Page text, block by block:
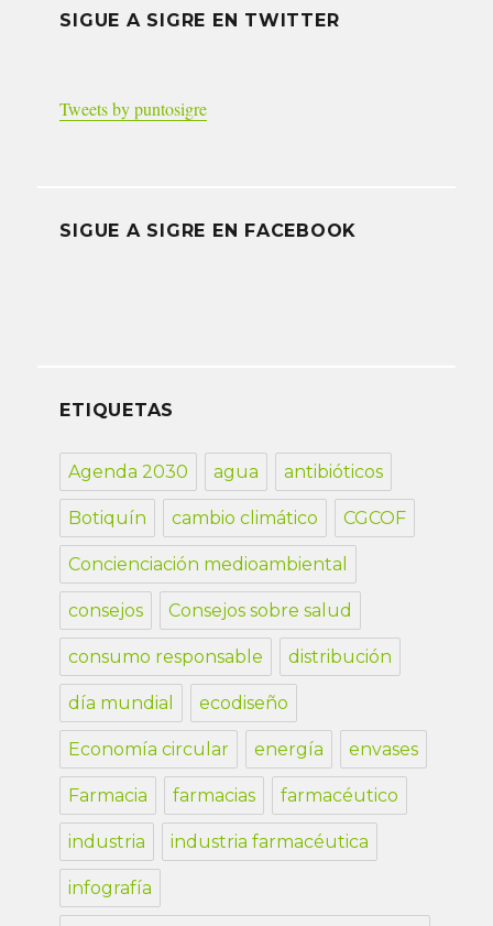
SIGUE A SIGRE EN TWITTER
Tweets by puntosigre
SIGUE A SIGRE EN FACEBOOK
ETIQUETAS
Agenda 2030 agua antibióticos
Botiquín cambio climático CGCOF
Concienciación medioambiental
consejos Consejos sobre salud
consumo responsable distribución
día mundial ecodiseño
Economía circular energía envases
Farmacia farmacias farmacéutico
industria industria farmacéutica
infografía